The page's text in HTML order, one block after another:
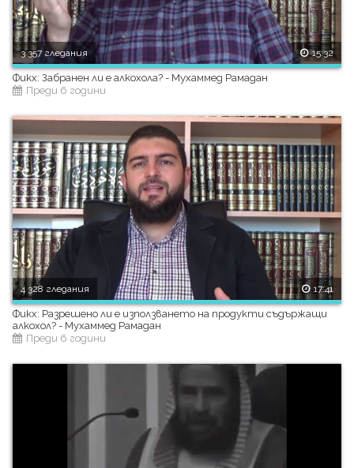
3 357 гледания 15:32
Фикх: Забранен ли е алкохола? - Мухаммед Рамадан
Преди 6 години
4 328 гледания 17:41
Фикх: Разрешено ли е използването на продукти съдържащи
алкохол? - Мухаммед Рамадан
Преди 6 години